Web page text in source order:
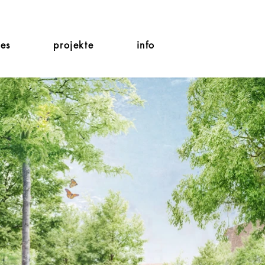
projekte info